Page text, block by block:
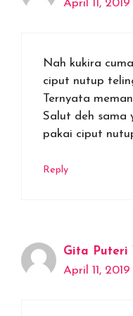
April 11,
Nah kukira
ciput nutup
Ternyata
Salut deh sama
pakai ciput
Reply
Gita Puteri
April 11,